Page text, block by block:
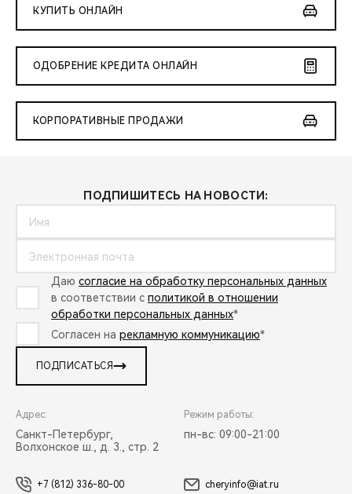
КУПИТЬ ОНЛАЙН
ОДОБРЕНИЕ КРЕДИТА ОНЛАЙН
КОРПОРАТИВНЫЕ ПРОДАЖИ
ПОДПИШИТЕСЬ НА НОВОСТИ:
Даю согласие на обработку персональных данных
в соответствии с политикой в отношении
обработки персональных данных*
Согласен на рекламную коммуникацию*
ПОДПИСАТЬСЯ
Адрес:
Санкт-Петербург,
Волхонское ш., д. 3., стр. 2
Режим работы:
пн-вс: 09:00-21:00
+7 (812) 336-80-00 cheryinfo@iat.ru